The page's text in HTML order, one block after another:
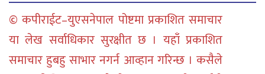
© कपीराईट–युएसनेपाल पोष्टमा प्रकाशित समाचार
या लेख सर्वाधिकार सुरक्षीत छ । यहाँ प्रकाशित
समाचार हुबहु साभार नगर्न आव्हान गरिन्छ । कसैले